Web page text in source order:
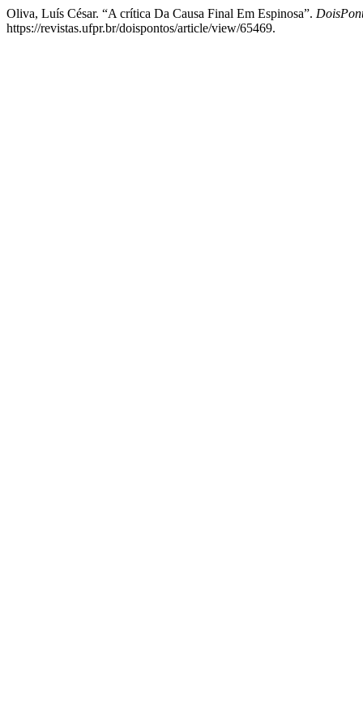
Oliva, Luís César. “A crítica Da Causa Final Em Espinosa”.
https://revistas.ufpr.br/doispontos/article/view/65469.